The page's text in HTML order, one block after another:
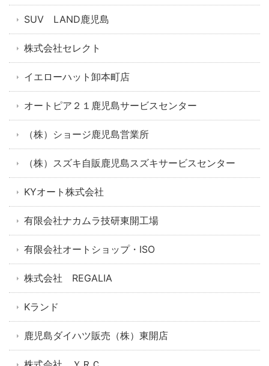
SUV LAND鹿児島
株式会社セレクト
イエローハット卸本町店
オートピア２１鹿児島サービスセンター
（株）ショージ鹿児島営業所
（株）スズキ自販鹿児島スズキサービスセンター
KYオート株式会社
有限会社ナカムラ技研東開工場
有限会社オートショップ・ISO
株式会社 REGALIA
Kランド
鹿児島ダイハツ販売（株）東開店